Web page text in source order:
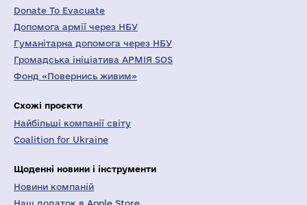
Donate To Evacuate
Допомога армії через НБУ
Гуманітарна допомога через НБУ
Громадська ініціатива АРМІЯ SOS
Фонд «Повернись живим»
Схожі проєкти
Найбільші компанії світу
Coalition for Ukraine
Щоденні новини і інструменти
Новини компаній
Наш додаток в Apple Store